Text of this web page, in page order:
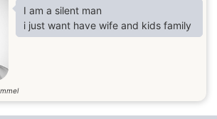
nichts mehr erreicht werden. Alles ist
gegeben.
I am a silent man
i just want have wife and kids family